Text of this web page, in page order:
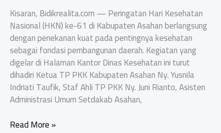
Kisaran, Bidikrealita.com — Peringatan Hari Kesehatan
Nasional (HKN) ke-61 di Kabupaten Asahan berlangsung
dengan penekanan kuat pada pentingnya kesehatan
sebagai fondasi pembangunan daerah. Kegiatan yang
digelar di Halaman Kantor Dinas Kesehatan ini turut
dihadiri Ketua TP PKK Kabupaten Asahan Ny. Yusnila
Indriati Taufik, Staf Ahli TP PKK Ny. Juni Rianto, Asisten
Administrasi Umum Setdakab Asahan,
Momentum
Read More »